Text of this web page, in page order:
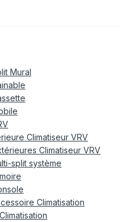
Mural
Climatiseur VRV
Climatiseur VRV
split système
Climatisation